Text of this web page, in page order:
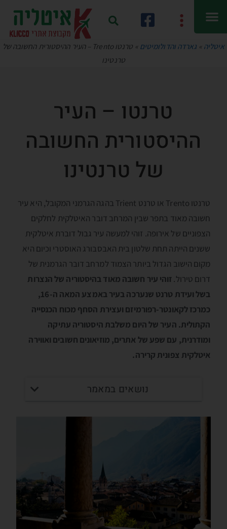
איטליה » גארדה והדולומיטים »
טרנטו Trento – העיר ההיסטורית החשובה של
טרנטינו
טרנטו – העיר
ההיסטורית החשובה
של טרנטינו
טרנטו Trento או טרנט Trient בהגה הגרמני המקובל, היא עיר
חשובה מאוד בתפר שבין המרחב דובר האיטלקית לחלקים
הצפוניים של אירופה. זוהי למעשה עיר גבול דוברת איטלקית
ששנים הייתה תחת שלטון בית האבסבורג האוסטרי וכיום היא
מקום הישוב הגדול ביותר הצמוד למרחב דובר הגרמנית של
דרום טירול. זוהי עיר חשובה מאוד בהיסטוריה של הנצרות
בשל ועידת טרנט שנערכה בעיר באמצע המאה ה-16,
כמרכז לקאונטר-רפורמיזם ועצירת הסחף מכוח הכנסייה
הקתולית. העיר של היום משלבת היסטוריה עתיקה
ומודרנית, עם שפע של אתרים, מוזיאונים חשובים ואווירה
איטלקית צפונית קרירה.
נושאים במאמר